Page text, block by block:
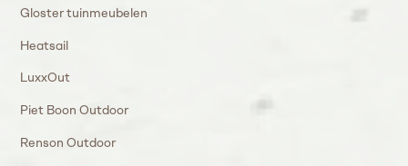
Gloster tuinmeubelen
Heatsail
LuxxOut
Piet Boon Outdoor
Renson Outdoor